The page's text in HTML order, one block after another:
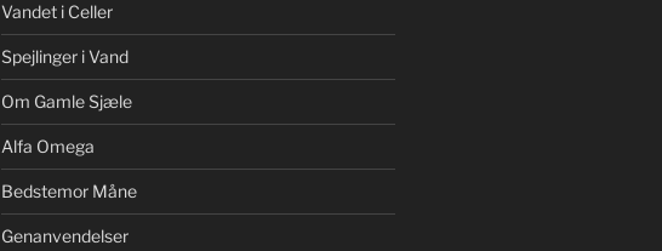
Vandet i Celler
Spejlinger i Vand
Om Gamle Sjæle
Alfa Omega
Bedstemor Måne
Genanvendelser